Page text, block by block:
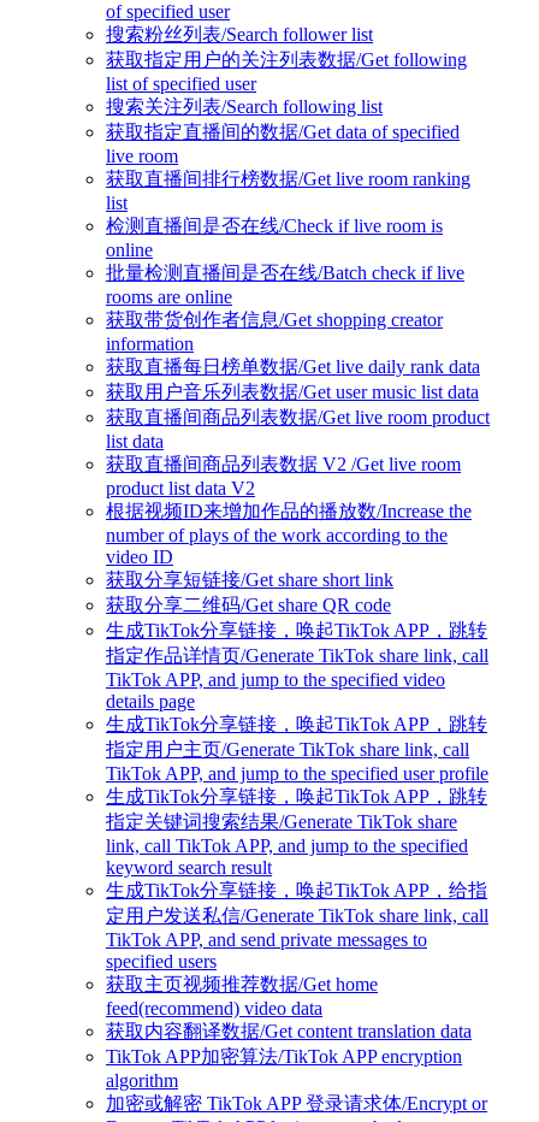
of specified user
搜索粉丝列表/Search follower list
获取指定用户的关注列表数据/Get following
list of specified user
搜索关注列表/Search following list
获取指定直播间的数据/Get data of specified
live room
获取直播间排行榜数据/Get live room ranking
list
检测直播间是否在线/Check if live room is
online
批量检测直播间是否在线/Batch check if live
rooms are online
获取带货创作者信息/Get shopping creator
information
获取直播每日榜单数据/Get live daily rank data
获取用户音乐列表数据/Get user music list data
获取直播间商品列表数据/Get live room product
list data
获取直播间商品列表数据 V2 /Get live room
product list data V2
根据视频ID来增加作品的播放数/Increase the
number of plays of the work according to the
video ID
获取分享短链接/Get share short link
获取分享二维码/Get share QR code
生成TikTok分享链接，唤起TikTok APP，跳转
指定作品详情页/Generate TikTok share link, call
TikTok APP, and jump to the specified video
details page
生成TikTok分享链接，唤起TikTok APP，跳转
指定用户主页/Generate TikTok share link, call
TikTok APP, and jump to the specified user profile
生成TikTok分享链接，唤起TikTok APP，跳转
指定关键词搜索结果/Generate TikTok share
link, call TikTok APP, and jump to the specified
keyword search result
生成TikTok分享链接，唤起TikTok APP，给指
定用户发送私信/Generate TikTok share link, call
TikTok APP, and send private messages to
specified users
获取主页视频推荐数据/Get home
feed(recommend) video data
获取内容翻译数据/Get content translation data
TikTok APP加密算法/TikTok APP encryption
algorithm
加密或解密 TikTok APP 登录请求体/Encrypt or